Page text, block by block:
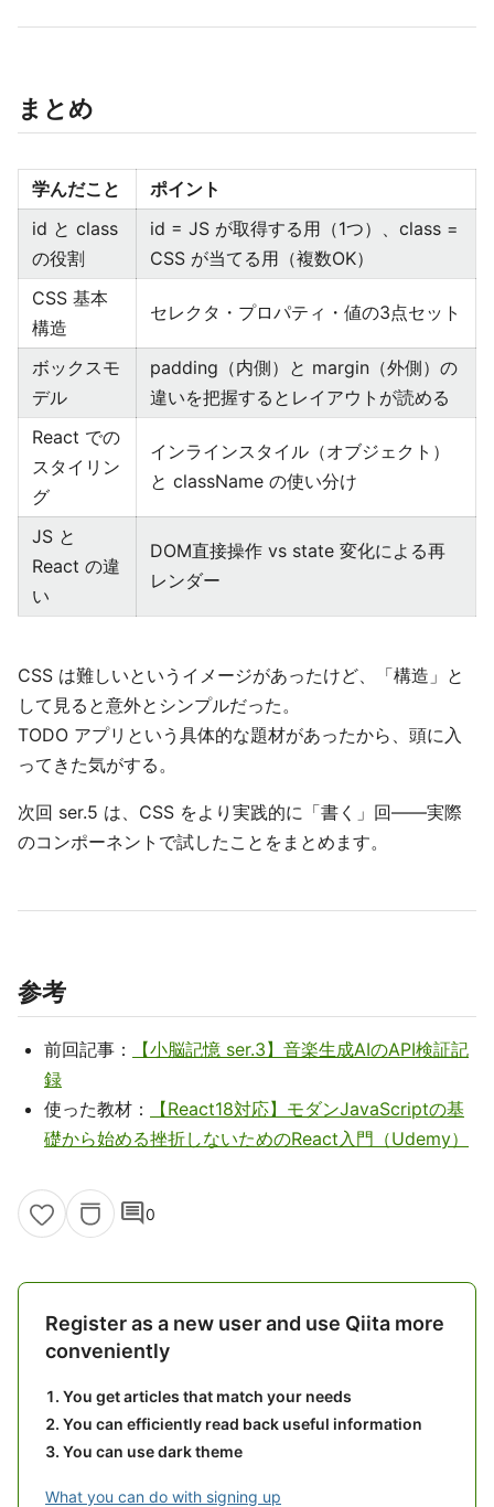
まとめ
学んだこと
ポイント
id と class
の役割
id = JS が取得する用（1つ）、class =
CSS が当てる用（複数OK）
CSS 基本
構造
セレクタ・プロパティ・値の3点セット
ボックスモ
デル
padding（内側）と margin（外側）の
違いを把握するとレイアウトが読める
React での
スタイリン
グ
インラインスタイル（オブジェクト）
と className の使い分け
JS と
React の違
い
DOM直接操作 vs state 変化による再
レンダー
CSS は難しいというイメージがあったけど、「構造」と
して見ると意外とシンプルだった。
TODO アプリという具体的な題材があったから、頭に入
ってきた気がする。
次回 ser.5 は、CSS をより実践的に「書く」回——実際
のコンポーネントで試したことをまとめます。
参考
前回記事：
【小脳記憶 ser.3】音楽生成AIのAPI検証記
録
使った教材：
【React18対応】モダンJavaScriptの基
礎から始める挫折しないためのReact入門（Udemy）
comment0
Register as a new user and use Qiita more
conveniently
You get articles that match your needs
You can efficiently read back useful information
You can use dark theme
What you can do with signing up